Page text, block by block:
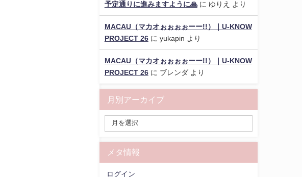
予定通りに進みますように🙏に ゆりえ より
MACAU（マカオぉぉぉぉーー!!）｜U-KNOW
PROJECT 26に yukapin より
MACAU（マカオぉぉぉぉーー!!）｜U-KNOW
PROJECT 26に ブレンダより
月別アーカイブ
メタ情報
ログイン